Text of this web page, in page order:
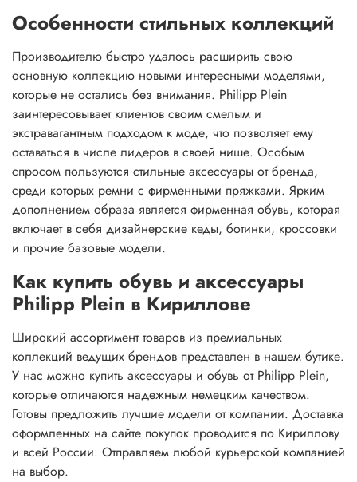
Особенности стильных коллекций
Производителю быстро удалось расширить свою
основную коллекцию новыми интересными моделями,
которые не остались без внимания. Philipp Plein
заинтересовывает клиентов своим смелым и
экстравагантным подходом к моде, что позволяет ему
оставаться в числе лидеров в своей нише. Особым
спросом пользуются стильные аксессуары от бренда,
среди которых ремни с фирменными пряжками. Ярким
дополнением образа является фирменная обувь, которая
включает в себя дизайнерские кеды, ботинки, кроссовки
и прочие базовые модели.
Как купить обувь и аксессуары
Philipp Plein в Кириллове
Широкий ассортимент товаров из премиальных
коллекций ведущих брендов представлен в нашем бутике.
У нас можно купить аксессуары и обувь от Philipp Plein,
которые отличаются надежным немецким качеством.
Готовы предложить лучшие модели от компании. Доставка
оформленных на сайте покупок проводится по Кириллову
и всей России. Отправляем любой курьерской компанией
на выбор.